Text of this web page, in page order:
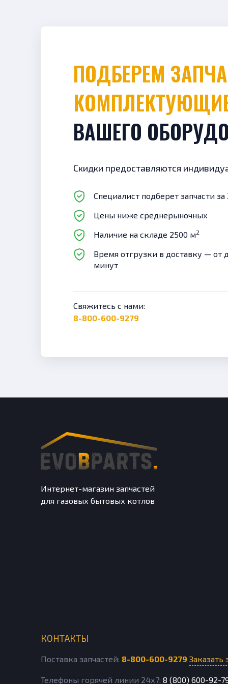
ПОДБЕРЕМ ЗАПЧАСТИ И
ВАШЕГО
Скидки предоставляются
Специалист подберет запчасти
Цены ниже среднерыночных
Наличие на складе 2500 м2
Время отгрузки в доставку — от
минут
Свяжитесь с нами:
8-800-600-9279
Интернет-магазин запчастей
для газовых бытовых котлов
КОНТАКТЫ
Поставка запчастей: 8-800-600-9279 Заказать
Телефоны горячей линии 24х7: 8 (800) 600-92-